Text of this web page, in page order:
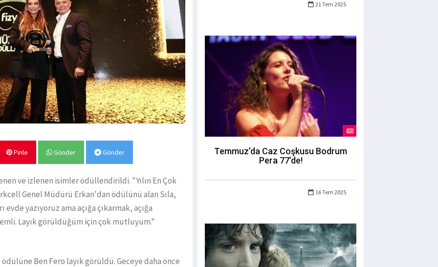
Pinle Gönder Gönder
ve izlenen isimler ödüllendirildi. "Yılın En Çok
Genel Müdürü Erkan'dan ödülünü alan Sıla,
yazıyoruz ama açığa çıkarmak, açığa
Layık görüldüğüm için çok mutluyum."
ödülüne Ben Fero layık görüldü. Geceye daha önce
21 Tem 2025
Temmuz’da Caz Coşkusu Bodrum
Pera 77’de!
16 Tem 2025